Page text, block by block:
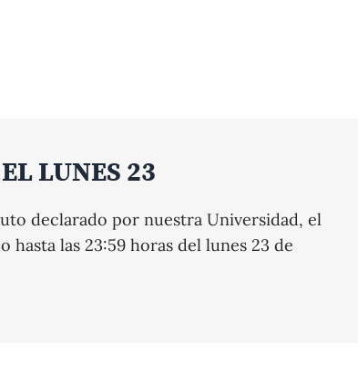
LUNES 23
declarado por nuestra Universidad, el
las 23:59 horas del lunes 23 de